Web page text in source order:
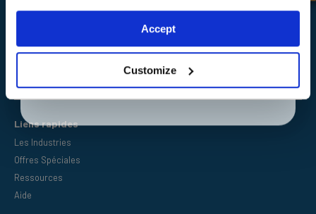
Accept
Customize
Barrington Way,
DL1 4WF
Liens rapides
Les Industries
Offres Spéciales
Ressources
Aide
privacy policy.